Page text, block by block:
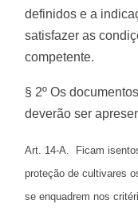
definidos e a
satisfazer as
competente.
§ 2º Os
deverão ser
Art. 14-A. Ficam
proteção de cultivares
se enquadrem nos